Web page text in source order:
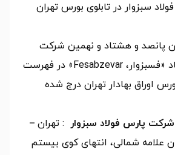
سبزوار در تابلوی بورس تهران
پانصد و هشتاد و نهمین شرکت
پذیرفته ‌شده با نماد «فسبزوار، Fesabzevar» در فهرست
اوراق بهادار تهران درج شده
پارس فولاد سبزوار
: تهران –
علامه شمالی، انتهای کوی بیستم